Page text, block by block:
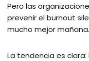
Pero las
prevenir el burnout
mucho mejor mañana.
La tendencia es